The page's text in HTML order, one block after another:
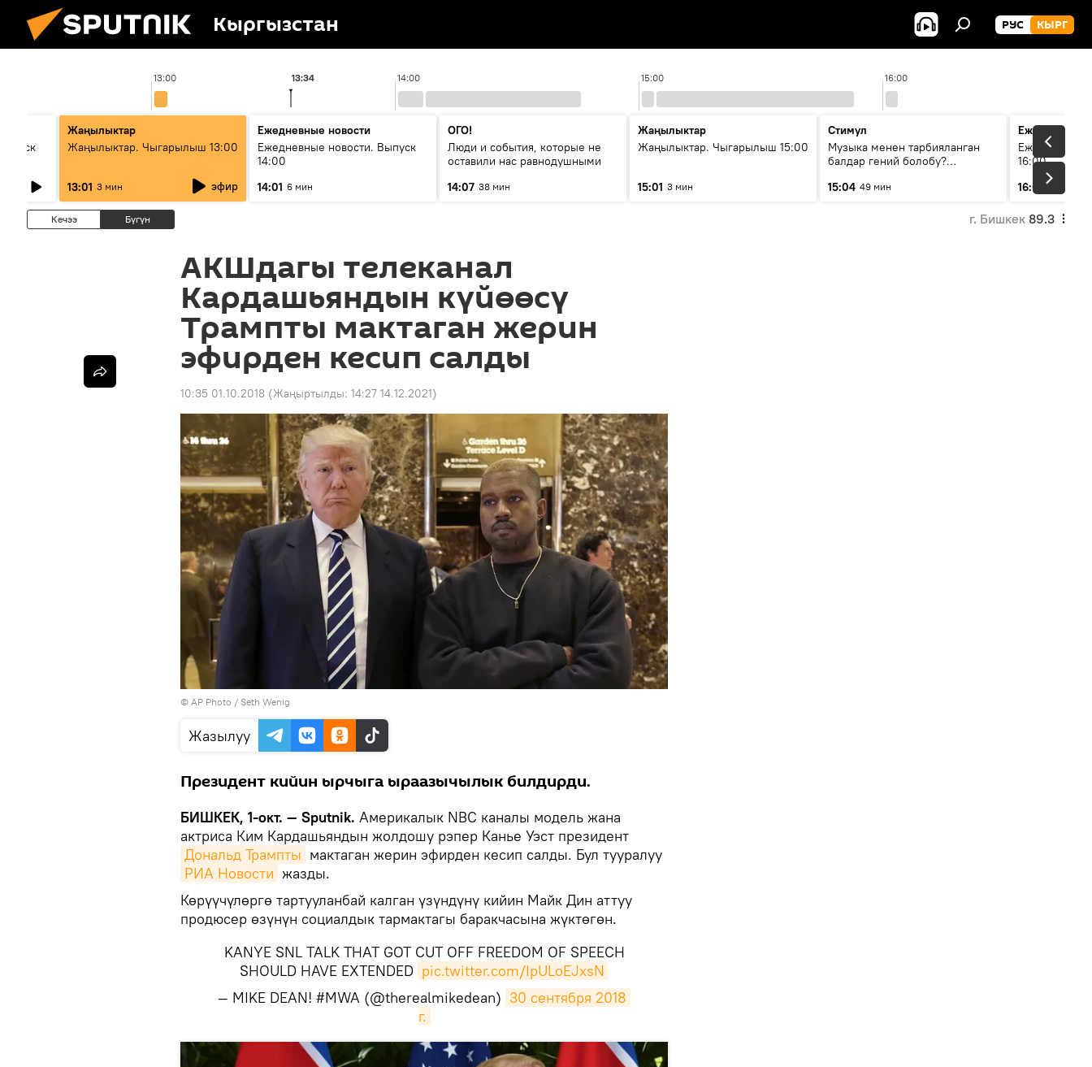
Кыргызстан РУС КЫРГ
13:00 14:00 15:00 16:00
13:34
Жаңылыктар
Жаңылыктар. Чыгарылыш 13:00
13:01 3 мин эфир
Ежедневные новости
Ежедневные новости. Выпуск
14:00
14:01 6 мин
ОГО!
Люди и события, которые не
оставили нас равнодушными
14:07 38 мин
Жаңылыктар
Жаңылыктар. Чыгарылыш 15:00
15:01 3 мин
Стимул
Музыка менен тарбияланган
балдар гений болобу?
музыканын орду
15:04 49 мин
Ежедневные
Ежедневные
16:00
16:01
3 мин
Кечээ Бүгүн г. Бишкек 89.3
АКШдагы телеканал
Кардашьяндын күйөөсү
Трампты мактаган жерин
эфирден кесип салды
10:35 01.10.2018 (Жаңыртылды: 14:27 14.12.2021)
© AP Photo / Seth Wenig
Жазылуу
Президент кийин ырчыга ыраазычылык билдирди.
БИШКЕК, 1-окт. — Sputnik. Америкалык NBC каналы модель жана
актриса Ким Кардашьяндын жолдошу рэпер Канье Уэст президент
Дональд Трампты мактаган жерин эфирден кесип салды. Бул тууралуу
РИА Новости жазды.
Көрүүчүлөргө тартууланбай калган үзүндүнү кийин Майк Дин аттуу
продюсер өзүнүн социалдык тармактагы баракчасына жүктөгөн.
KANYE SNL TALK THAT GOT CUT OFF FREEDOM OF SPEECH
SHOULD HAVE EXTENDED pic.twitter.com/IpULoEJxsN
— MIKE DEAN! #MWA (@therealmikedean) 30 сентября 2018
г.